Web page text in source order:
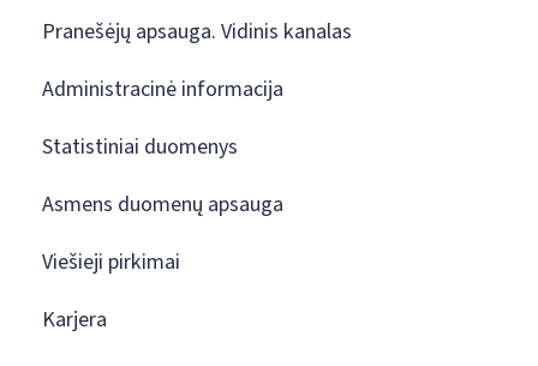
Pranešėjų apsauga. Vidinis kanalas
Administracinė informacija
Statistiniai duomenys
Asmens duomenų apsauga
Viešieji pirkimai
Karjera